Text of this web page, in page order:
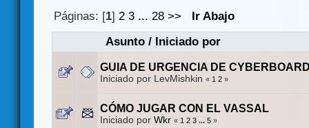
Páginas: [1]2 3 ...28 >>
Ir Abajo
Asunto/ Iniciado por
GUIA DE URGENCIA DE
Iniciado por LevMishkin « 1 2 »
CÓMO JUGAR CON EL VASSAL
Iniciado por Wkr « 1 2 3 ... 5 »